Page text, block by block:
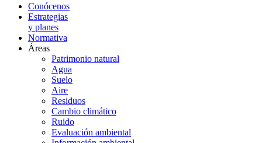
Conócenos
Estrategias
y planes
Normativa
Áreas
Patrimonio natural
Agua
Suelo
Aire
Residuos
Cambio climático
Ruido
Evaluación ambiental